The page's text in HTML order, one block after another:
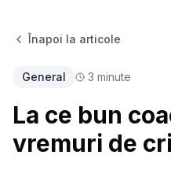
Înapoi la articole
General 3 minute
La ce bun
vremuri de